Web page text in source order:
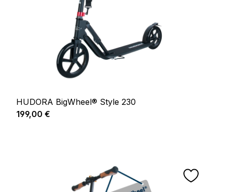
HUDORA BigWheel® Style 230
Prix régulier :
199,00 €